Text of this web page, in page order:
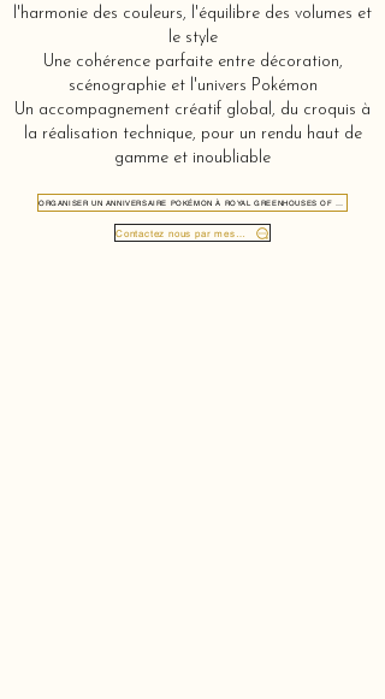
l'harmonie des couleurs, l'équilibre des volumes et
le style
Une cohérence parfaite entre décoration,
scénographie et l'univers Pokémon
Un accompagnement créatif global, du croquis à
la réalisation technique, pour un rendu haut de
gamme et inoubliable